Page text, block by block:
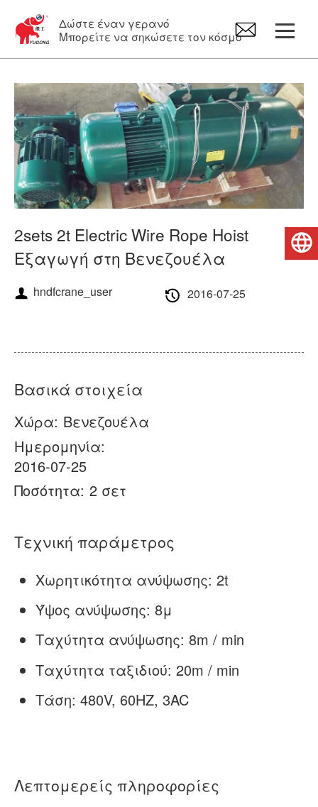
Δώστε έναν γερανό
Μπορείτε να σηκώσετε τον κόσμο
Γερανογέφυρα τύπου πυλώνα
Γερανός εναέριας κυκλοφορίας
περιστρεφόμενος γερανός
Ηλεκτρικό Βαρούλκα
Ανταλλακτικά γερανών
Επικοινωνήστε μαζί μας
2sets 2t Electric Wire Rope Hoist
Εξαγωγή στη Βενεζουέλα
hndfcrane_user 2016-07-25
Βασικά στοιχεία
Χώρα: Βενεζουέλα
Ημερομηνία:
2016-07-25
Ποσότητα: 2 σετ
Τεχνική παράμετρος
Χωρητικότητα ανύψωσης: 2t
Ύψος ανύψωσης: 8μ
Ταχύτητα ανύψωσης: 8m / min
Ταχύτητα ταξιδιού: 20m / min
Τάση: 480V, 60HZ, 3AC
Λεπτομερείς πληροφορίες
Ελληνικά